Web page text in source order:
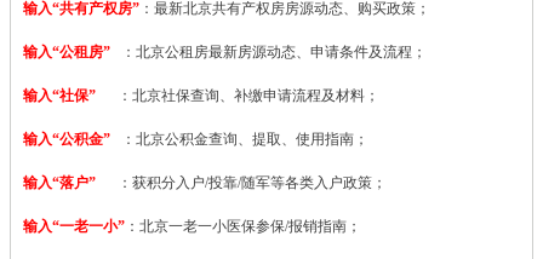
输入“共有产权房” ：最新北京共有产权房房源动态、购买政策；
输入“公租房” ：北京公租房最新房源动态、申请条件及流程；
输入“社保” ：北京社保查询、补缴申请流程及材料；
输入“公积金” ：北京公积金查询、提取、使用指南；
输入“落户” ：获积分入户/投靠/随军等各类入户政策；
输入“一老一小” ：北京一老一小医保参保/报销指南；